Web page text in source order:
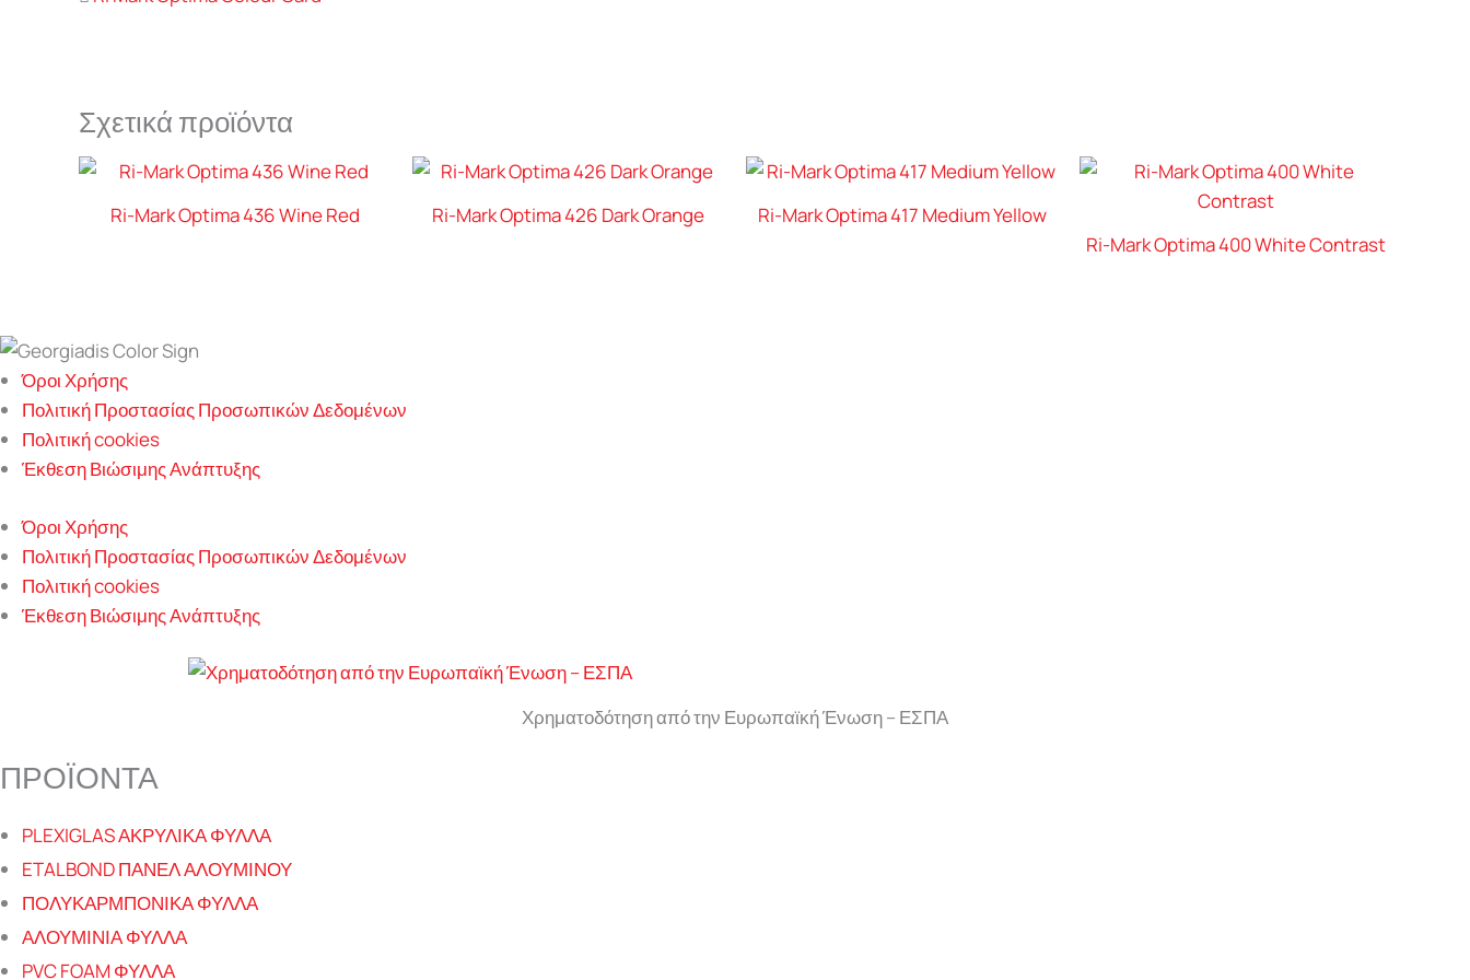
Σχετικά προϊόντα
Ri-Mark Optima 436 Wine Red Ri-Mark Optima 426 Dark Orange
Ri-Mark Optima 417 Medium Yellow
Ri-Mark Optima 400 White Contrast
Όροι Χρήσης
Πολιτική Προστασίας Προσωπικών Δεδομένων
Πολιτική cookies
Έκθεση Βιώσιμης Ανάπτυξης
Όροι Χρήσης
Πολιτική Προστασίας Προσωπικών Δεδομένων
Πολιτική cookies
Έκθεση Βιώσιμης Ανάπτυξης
Χρηματοδότηση από την Ευρωπαϊκή Ένωση – ΕΣΠΑ
ΠΡΟΪΟΝΤΑ
PLEXIGLAS ΑΚΡΥΛΙΚΑ ΦΥΛΛΑ
ETALBOND ΠΑΝΕΛ ΑΛΟΥΜΙΝΟΥ
ΠΟΛΥΚΑΡΜΠΟΝΙΚΑ ΦΥΛΛΑ
ΑΛΟΥΜΙΝΙΑ ΦΥΛΛΑ
PVC FOAM ΦΥΛΛΑ